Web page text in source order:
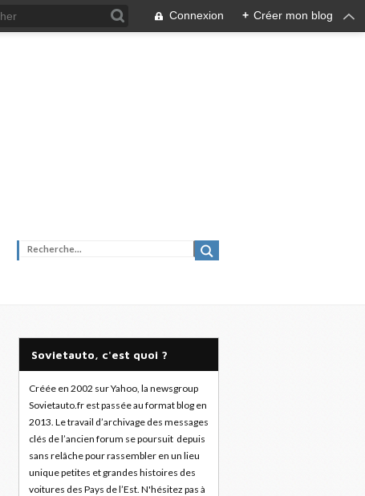
Connexion + Créer mon blog
Sovietauto, c'est quoi ?
Créée en 2002 sur Yahoo, la newsgroup
Sovietauto.fr est passée au format blog en
2013. Le travail d’archivage des messages
clés de l’ancien forum se poursuit depuis
sans relâche pour rassembler en un lieu
unique petites et grandes histoires des
voitures des Pays de l’Est. N'hésitez pas à